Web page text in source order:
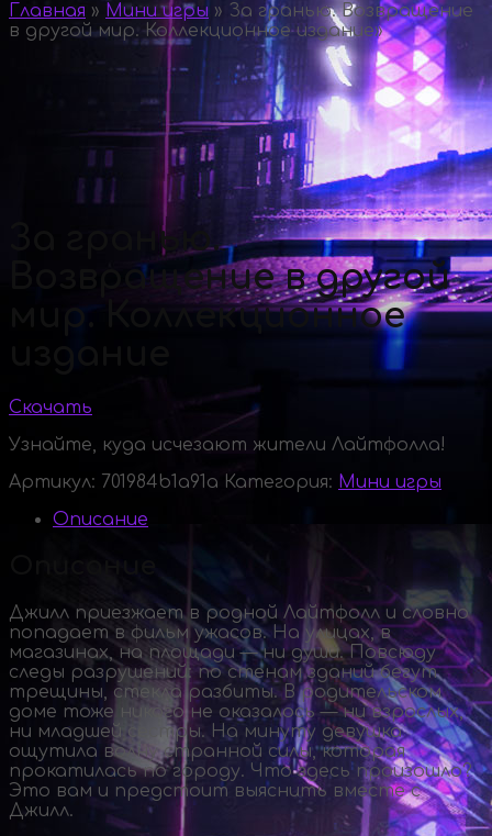
Главная » Мини игры » За гранью. Возвращение
в другой мир. Коллекционное издание»
За гранью.
Возвращение в другой
мир. Коллекционное
Скачать
Узнайте, куда исчезают жители Лайтфолла!
Артикул: 701984b1a91a Категория: Мини игры
Описание
Джилл приезжает в родной Лайтфолл и словно
попадает в фильм ужасов. На улицах, в
магазинах, на площади — ни души. Повсюду
следы разрушений: по стенам зданий бегут
трещины, стекла разбиты. В родительском
доме тоже никого не оказалось — ни взрослых,
ни младшей сестры. На минуту девушка
ощутила волну странной силы, которая
прокатилась по городу. Что здесь произошло?
Это вам и предстоит выяснить вместе с
Джилл.